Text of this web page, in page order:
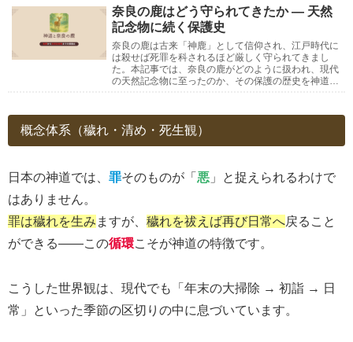
奈良の鹿はどう守られてきたか ― 天然
記念物に続く保護史
奈良の鹿は古来「神鹿」として信仰され、江戸時代に
は殺せば死罪を科されるほど厳しく守られてきまし
た。本記事では、奈良の鹿がどのように扱われ、現代
の天然記念物に至ったのか、その保護の歴史を神道の
概念体系（穢れ・清め・死生観）
日本の神道では、 罪そのものが「 悪 」と捉えられるわけで
はありません。
罪は穢れを生み ますが、 穢れを祓えば再び日常へ戻ること
ができる――この循環こそが神道の特徴です。
こうした世界観は、現代でも「年末の大掃除 → 初詣 → 日
常」といった季節の区切りの中に息づいています。